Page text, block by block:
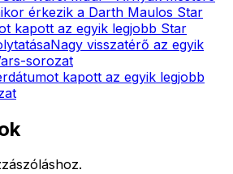
érkezik a Darth Maulos Star
kapott az egyik legjobb Star
Nagy visszatérő az egyik
sorozat
kapott az egyik legjobb